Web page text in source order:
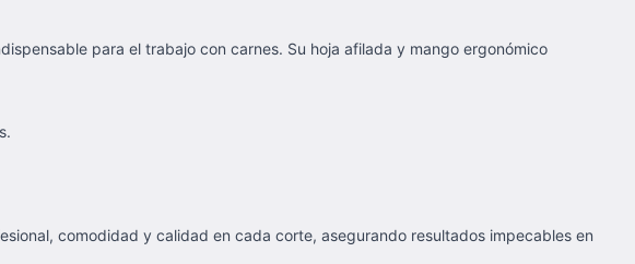
para el trabajo con carnes. Su hoja afilada y mango ergonómico
comodidad y calidad en cada corte, asegurando resultados impecables en